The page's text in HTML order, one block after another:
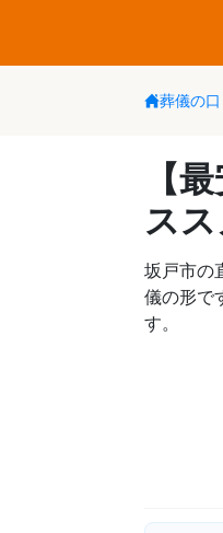
葬儀の口
【
ス
坂戸市の
儀の形で
す。